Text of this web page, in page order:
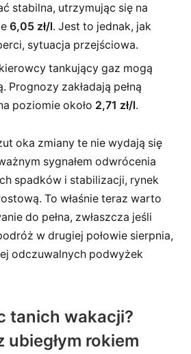
stabilna, utrzymując się na
6,05 zł/l. Jest to jednak, jak
sytuacja przejściowa.
kierowcy tankujący gaz mogą
Prognozy zakładają pełną
poziomie około 2,71 zł/l.
oka zmiany te nie wydają się
sygnałem odwrócenia
spadków i stabilizacji, rynek
To właśnie teraz warto
do pełna, zwłaszcza jeśli
w drugiej połowie sierpnia,
odczuwalnych podwyżek
tanich wakacji?
ubiegłym rokiem